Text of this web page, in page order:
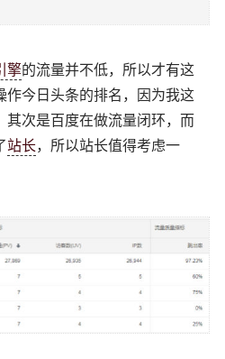
擎的流量并不低，所以才有这
作今日头条的排名，因为我这
其次是百度在做流量闭环，而
站长，所以站长值得考虑一